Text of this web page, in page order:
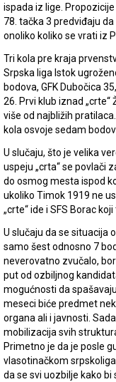
ispada iz lige.
78. tačka 3 predviđaju
onoliko koliko se vrati iz
Tri kola pre kraja
Srpska liga Istok
bodova, GFK Dubočica
26. Prvi klub iznad
više od najbližih
kola osvoje sedam
U slučaju, što je velika
uspeju „crta“ se povlači
do osmog mesta ispod
ukoliko Timok 1919 ne
„crte“ ide i SFS Borac
U slučaju da se situacija
samo šest odnosno 7
neverovatno zvučalo,
put od ozbiljnog
mogućnosti da
meseci biće predmet
organa ali i javnosti.
mobilizacija svih
Primetno je da je posle
vlasotinačkom
da se svi uozbilje kako